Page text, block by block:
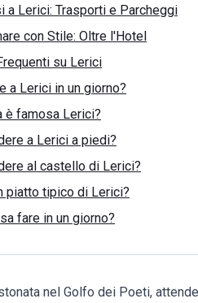
a Lerici: Trasporti e Parcheggi
con Stile: Oltre l'Hotel
su Lerici
a Lerici in un giorno?
è famosa Lerici?
a Lerici a piedi?
al castello di Lerici?
piatto tipico di Lerici?
fare in un giorno?
nel Golfo dei Poeti,